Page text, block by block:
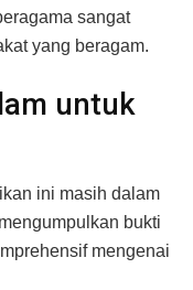
sangat
yang beragam.
untuk
ini masih dalam
bukti
mengenai